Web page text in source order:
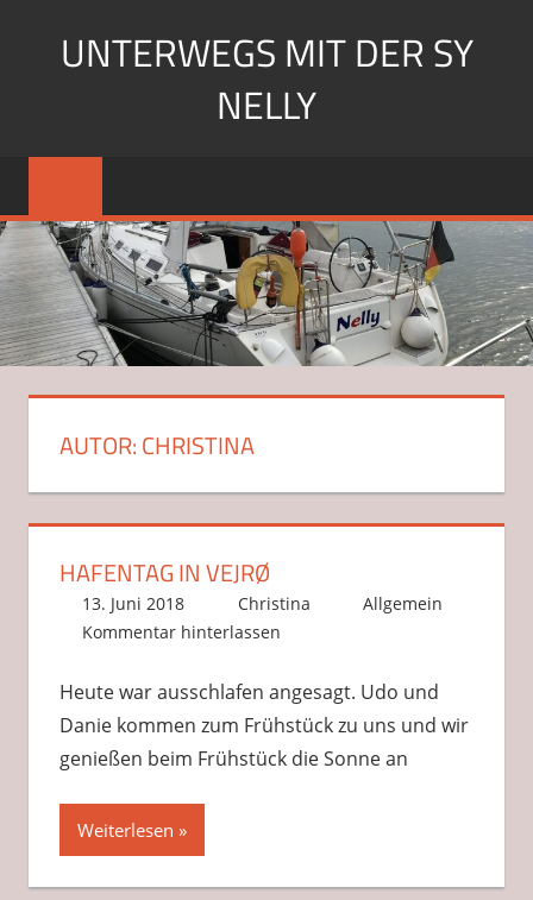
UNTERWEGS MIT DER SY
NELLY
Segeln
SY
Nelly
AUTOR:CHRISTINA
HAFENTAG IN VEJRØ
13. Juni 2018 Christina
Allgemein
Kommentar hinterlassen
Heute war ausschlafen angesagt. Udo und
Danie kommen zum Frühstück zu uns und wir
genießen beim Frühstück die Sonne an
Weiterlesen